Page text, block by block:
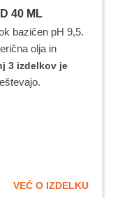
40 ML
bazičen pH 9,5.
olja in
3 izdelkov je
VEČ O IZDELKU